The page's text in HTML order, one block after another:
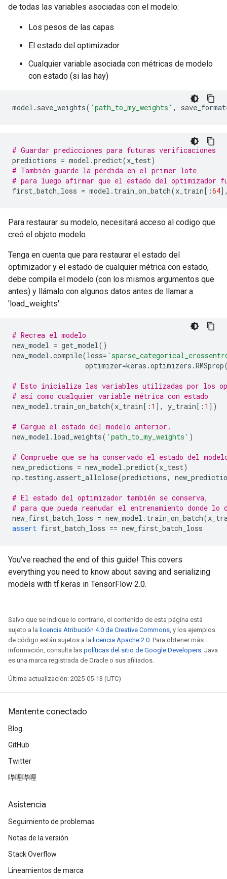
de todas las variables asociadas con el modelo:
Los pesos de las capas
El estado del optimizador
Cualquier variable asociada con métricas de modelo
con estado (si las hay)
model . save_weights( 'path_to_my_weights' , save_format
# Guardar predicciones para futuras verificaciones
predictions = model .predict(x_test)
# También guarde la pérdida en el primer lote
# para luego afirmar que el estado del optimizador
first_batch_loss = model . train_on_batch(x_train[:64
Para restaurar su modelo, necesitará acceso al codigo que
creó el objeto modelo.
Tenga en cuenta que para restaurar el estado del
optimizador y el estado de cualquier métrica con estado,
debe compila el modelo (con los mismos argumentos que
antes) y llámalo con algunos datos antes de llamar a
'load_weights':
# Recrea el modelo
new_model = get_model()
new_model .compile(loss=
optimizer=keras .optimizers .RMSprop
# Esto inicializa las variables utilizadas por los
# así como cualquier variable métrica con estado
new_model . train_on_batch(x_train[: 1 ], y_train[: 1 ])
# Cargue el estado del modelo anterior.
new_model . load_weights( 'path_to_my_weights' )
# Compruebe que se ha conservado el estado del
new_predictions = new_model .predict(x_test)
np . testing .assert_allclose(predictions,
# El estado del optimizador también se conserva,
# para que pueda reanudar el entrenamiento donde lo
new_first_batch_loss = new_model . train_on_batch(
assert first_batch_loss == new_first_batch_loss
You've reached the end of this guide! This covers
everything you need to know about saving and serializing
models with tf.keras in TensorFlow 2.0.
Salvo que se indique lo contrario, el contenido de esta página está
sujeto a la licencia Atribución 4.0 de Creative Commons, y los ejemplos
de código están sujetos a la licencia Apache 2.0. Para obtener más
información, consulta las políticas del sitio de Google Developers. Java
es una marca registrada de Oracle o sus afiliados.
Última actualización: 2025-05-13 (UTC)
Mantente conectado
Blog
GitHub
Twitter
哔哩哔哩
Asistencia
Seguimiento de problemas
Notas de la versión
Stack Overflow
Lineamientos de marca